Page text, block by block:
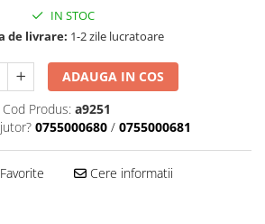
IN STOC
de livrare: 1-2 zile lucratoare
ADAUGA IN COS
Cod Produs: a9251
0755000680 / 0755000681
Cere informatii